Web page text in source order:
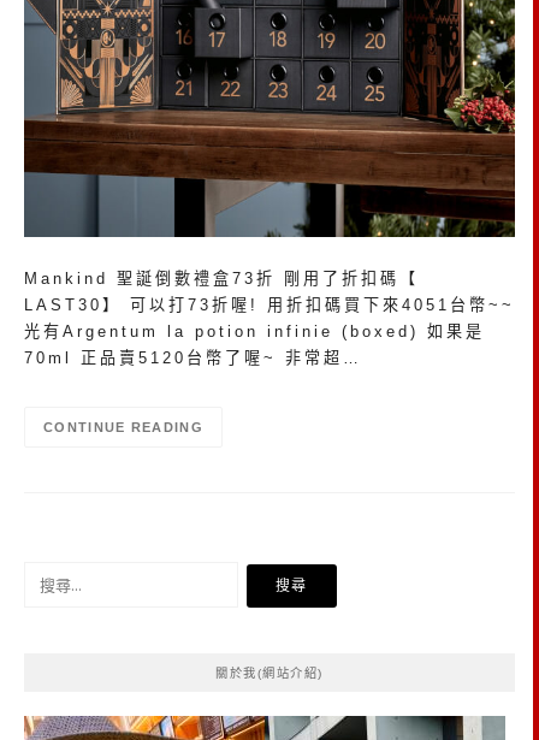
Mankind 聖誕倒數禮盒73折 剛用了折扣碼【
LAST30】 可以打73折喔! 用折扣碼買下來4051台幣~~
光有Argentum la potion infinie (boxed) 如果是
70ml 正品賣5120台幣了喔~ 非常超…
CONTINUE READING
尋
關於我(網站介紹)